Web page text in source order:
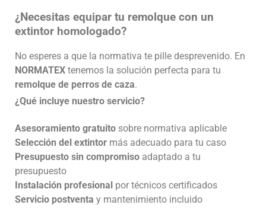
¿Necesitas equipar tu remolque con un
extintor homologado?
No esperes a que la normativa te pille desprevenido. En
NORMATEX tenemos la solución perfecta para tu
remolque de perros de caza.
¿Qué incluye nuestro servicio?
Asesoramiento gratuito sobre normativa aplicable
Selección del extintor más adecuado para tu caso
Presupuesto sin compromiso adaptado a tu
presupuesto
Instalación profesional por técnicos certificados
Servicio postventa y mantenimiento incluido